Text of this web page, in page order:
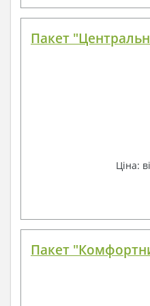
Пакет
Ціна:
Пакет